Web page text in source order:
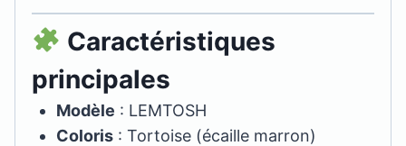
Caractéristiques
principales
Modèle : LEMTOSH
Coloris : Tortoise (écaille marron)